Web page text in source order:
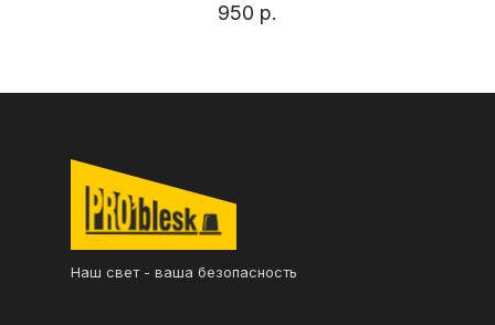
950 р.
Наш свет - ваша безопасность